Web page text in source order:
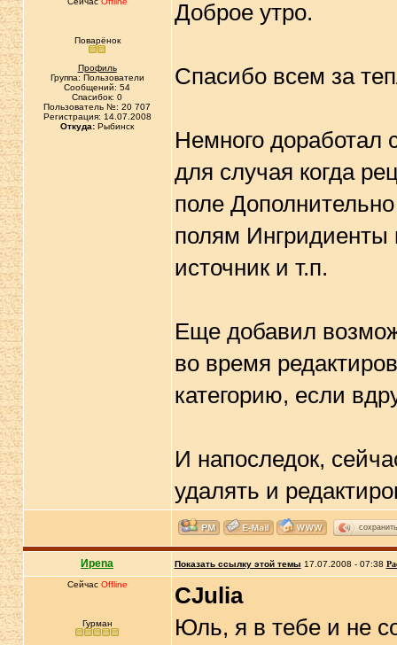
Поварёнок
Профиль
Группа: Пользователи
Сообщений: 54
Спасибок: 0
Пользователь №: 20 707
Регистрация: 14.07.2008
Откуда: Рыбинск
Доброе утро.
Спасибо всем за
Немного доработал
для случая когда
поле
полям Ингридиенты
источник и т.п.
Еще добавил
во время
категорию, если
И напоследок,
удалять и
сохранить
Иpena Показать ссылку этой темы 17.07.2008 - 07:38
Сейчас Offline
Гурман
CJulia
Юль, я в тебе и не